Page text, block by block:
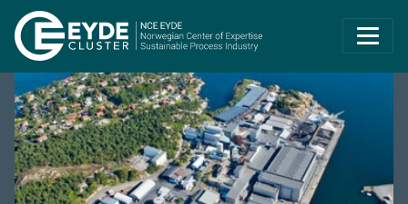
Eyde-Cluster |